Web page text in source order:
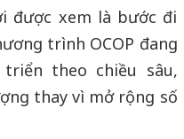
được xem là bước đi
trình OCOP đang
theo chiều sâu,
thay vì mở rộng số